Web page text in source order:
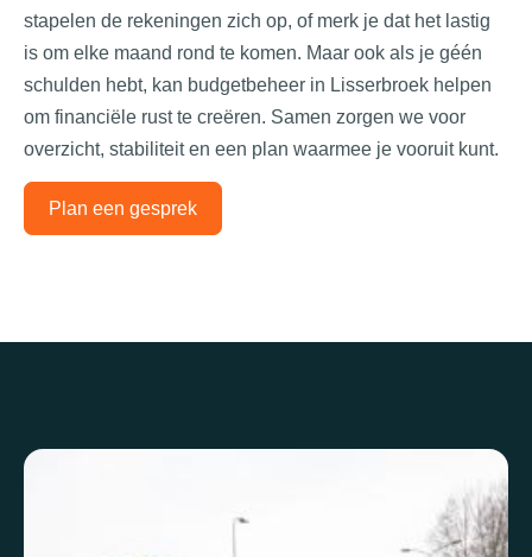
stapelen de rekeningen zich op, of merk je dat het lastig
is om elke maand rond te komen. Maar ook als je géén
schulden hebt, kan budgetbeheer in Lisserbroek helpen
om financiële rust te creëren. Samen zorgen we voor
overzicht, stabiliteit en een plan waarmee je vooruit kunt.
Plan een gesprek